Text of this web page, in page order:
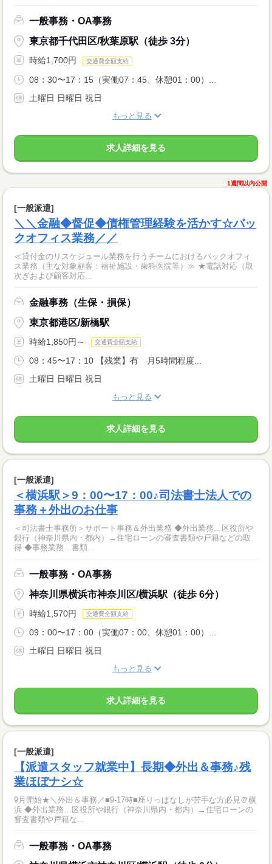
一般事務・OA事務
東京都千代田区/秋葉原駅（徒歩 3分）
時給1,700円 交通費全額支給
08：30〜17：15（実働07：45、休憩01：00）...
土曜日 日曜日 祝日
もっと見る
求人詳細を見る
1週間以内公開
[一般派遣]
＼＼金融◆督促◆債権管理経験を活かす☆バッ
クオフィス業務／／
≪貸付金のリスケジュール業務を行うチームにおけるバックオフィ
ス業務（主な対象顧客：福祉施設・歯科医院等）≫ ★電話対応（取
次ぎおよび顧客対応...
金融事務（生保・損保）
東京都港区/新橋駅
時給1,850円～ 交通費全額支給
08：45〜17：10 【残業】有 月5時間程度...
土曜日 日曜日 祝日
もっと見る
求人詳細を見る
[一般派遣]
＜横浜駅＞9：00〜17：00♪司法書士法人での
事務＋外出のお仕事
＜司法書士事務所＞サポート事務＆外出業務 ◆外出業務…区役所や
銀行（神奈川県内・都内）→住宅ローンの審査書類や戸籍などの取
得 ◆事務業務…書類...
一般事務・OA事務
神奈川県横浜市神奈川区/横浜駅（徒歩 6分）
時給1,570円 交通費全額支給
09：00〜17：00（実働07：00、休憩01：00）...
土曜日 日曜日 祝日
もっと見る
求人詳細を見る
[一般派遣]
【派遣スタッフ就業中】長期◆外出＆事務♪残
業ほぼナシ☆
9月開始★＼外出＆事務／■9-17時■座りっぱなしが苦手な方必見＠横
浜 ◆外出業務…区役所や銀行（神奈川県内・都内）→住宅ローンの
審査書類や戸籍な...
一般事務・OA事務